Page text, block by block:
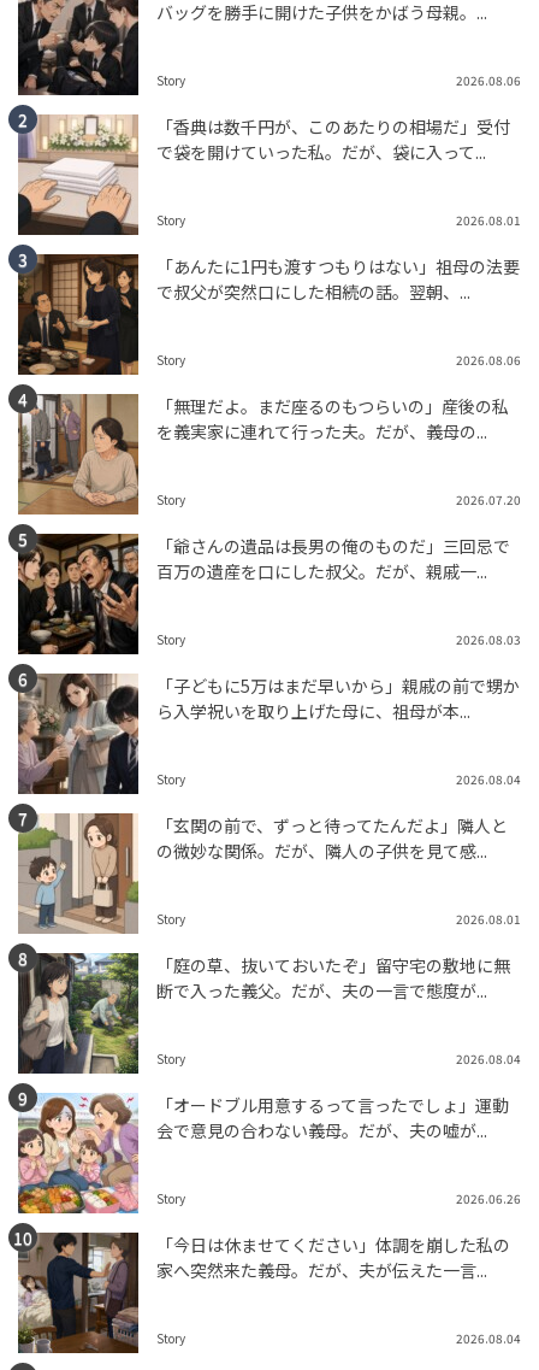
バッグを勝手に開けた子供をかばう母親。...
Story 2026.08.06
「香典は数千円が、このあたりの相場だ」受付
で袋を開けていった私。だが、袋に入って...
Story 2026.08.01
「あんたに1円も渡すつもりはない」祖母の法要
で叔父が突然口にした相続の話。翌朝、...
Story 2026.08.06
「無理だよ。まだ座るのもつらいの」産後の私
を義実家に連れて行った夫。だが、義母の...
Story 2026.07.20
「爺さんの遺品は長男の俺のものだ」三回忌で
百万の遺産を口にした叔父。だが、親戚一...
Story 2026.08.03
「子どもに5万はまだ早いから」親戚の前で甥か
ら入学祝いを取り上げた母に、祖母が本...
Story 2026.08.04
「玄関の前で、ずっと待ってたんだよ」隣人と
の微妙な関係。だが、隣人の子供を見て感...
Story 2026.08.01
「庭の草、抜いておいたぞ」留守宅の敷地に無
断で入った義父。だが、夫の一言で態度が...
Story 2026.08.04
「オードブル用意するって言ったでしょ」運動
会で意見の合わない義母。だが、夫の嘘が...
Story 2026.06.26
「今日は休ませてください」体調を崩した私の
家へ突然来た義母。だが、夫が伝えた一言...
Story 2026.08.04